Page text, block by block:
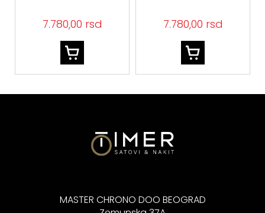
7.780,00 rsd 7.780,00 rsd
MASTER CHRONO DOO BEOGRAD